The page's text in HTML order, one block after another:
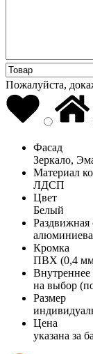
Пожалуйста,
Фасад
Зеркало,
Материал
ЛДСП
Цвет
Белый
Раздвижная
Кромка
ПВХ (0,4
на выбор
Размер
Цена
указана за